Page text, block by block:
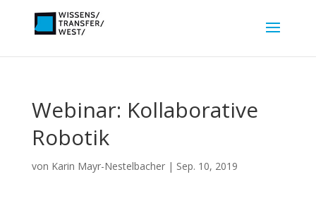
Webinar: Kollaborative
Robotik
von Karin Mayr-Nestelbacher| Sep. 10, 2019